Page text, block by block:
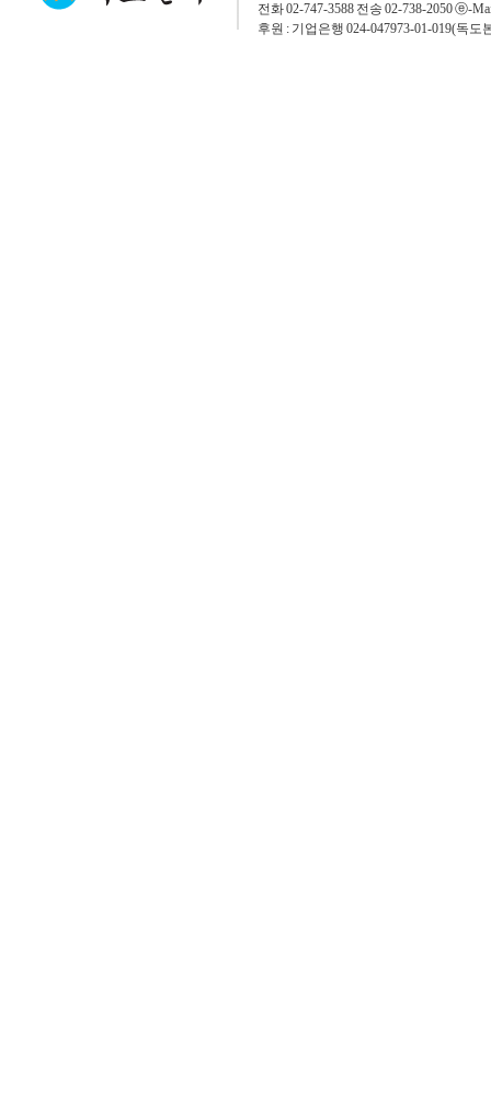
전화 02-747-3588 전송 02-738-2050 ⓔ-
후원 : 기업은행 024-047973-01-019(독도